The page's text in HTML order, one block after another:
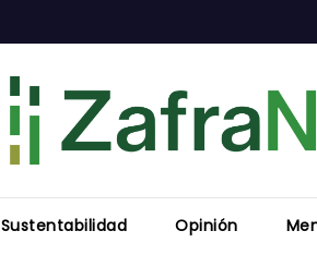
Sustentabilidad Opinión